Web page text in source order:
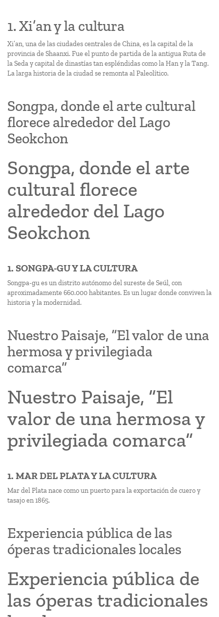
1. Xi’an y la cultura
Xi’an, una de las ciudades centrales de China, es la capital de la
provincia de Shaanxi. Fue el punto de partida de la antigua Ruta de
la Seda y capital de dinastías tan espléndidas como la Han y la Tang.
La larga historia de la ciudad se remonta al Paleolítico.
Songpa, donde el arte cultural
florece alrededor del Lago
Seokchon
Songpa, donde el arte
cultural florece
alrededor del Lago
Seokchon
1. SONGPA-GU Y LA CULTURA
Songpa-gu es un distrito autónomo del sureste de Seúl, con
aproximadamente 660.000 habitantes. Es un lugar donde conviven la
historia y la modernidad.
Nuestro Paisaje, “El valor de una
hermosa y privilegiada
comarca”
Nuestro Paisaje, “El
valor de una hermosa y
privilegiada comarca”
1. MAR DEL PLATA Y LA CULTURA
Mar del Plata nace como un puerto para la exportación de cuero y
tasajo en 1865.
Experiencia pública de las
óperas tradicionales locales
Experiencia pública de
las óperas tradicionales